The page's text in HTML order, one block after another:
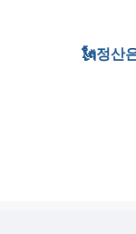
🗽정산